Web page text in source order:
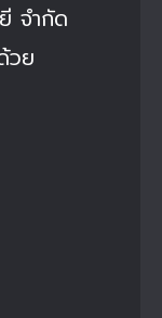
จำกัด
วย